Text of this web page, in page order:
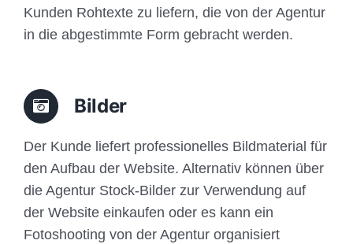
Kunden Rohtexte zu liefern, die von der Agentur
in die abgestimmte Form gebracht werden.
Bilder
Der Kunde liefert professionelles Bildmaterial für
den Aufbau der Website. Alternativ können über
die Agentur Stock-Bilder zur Verwendung auf
der Website einkaufen oder es kann ein
Fotoshooting von der Agentur organisiert